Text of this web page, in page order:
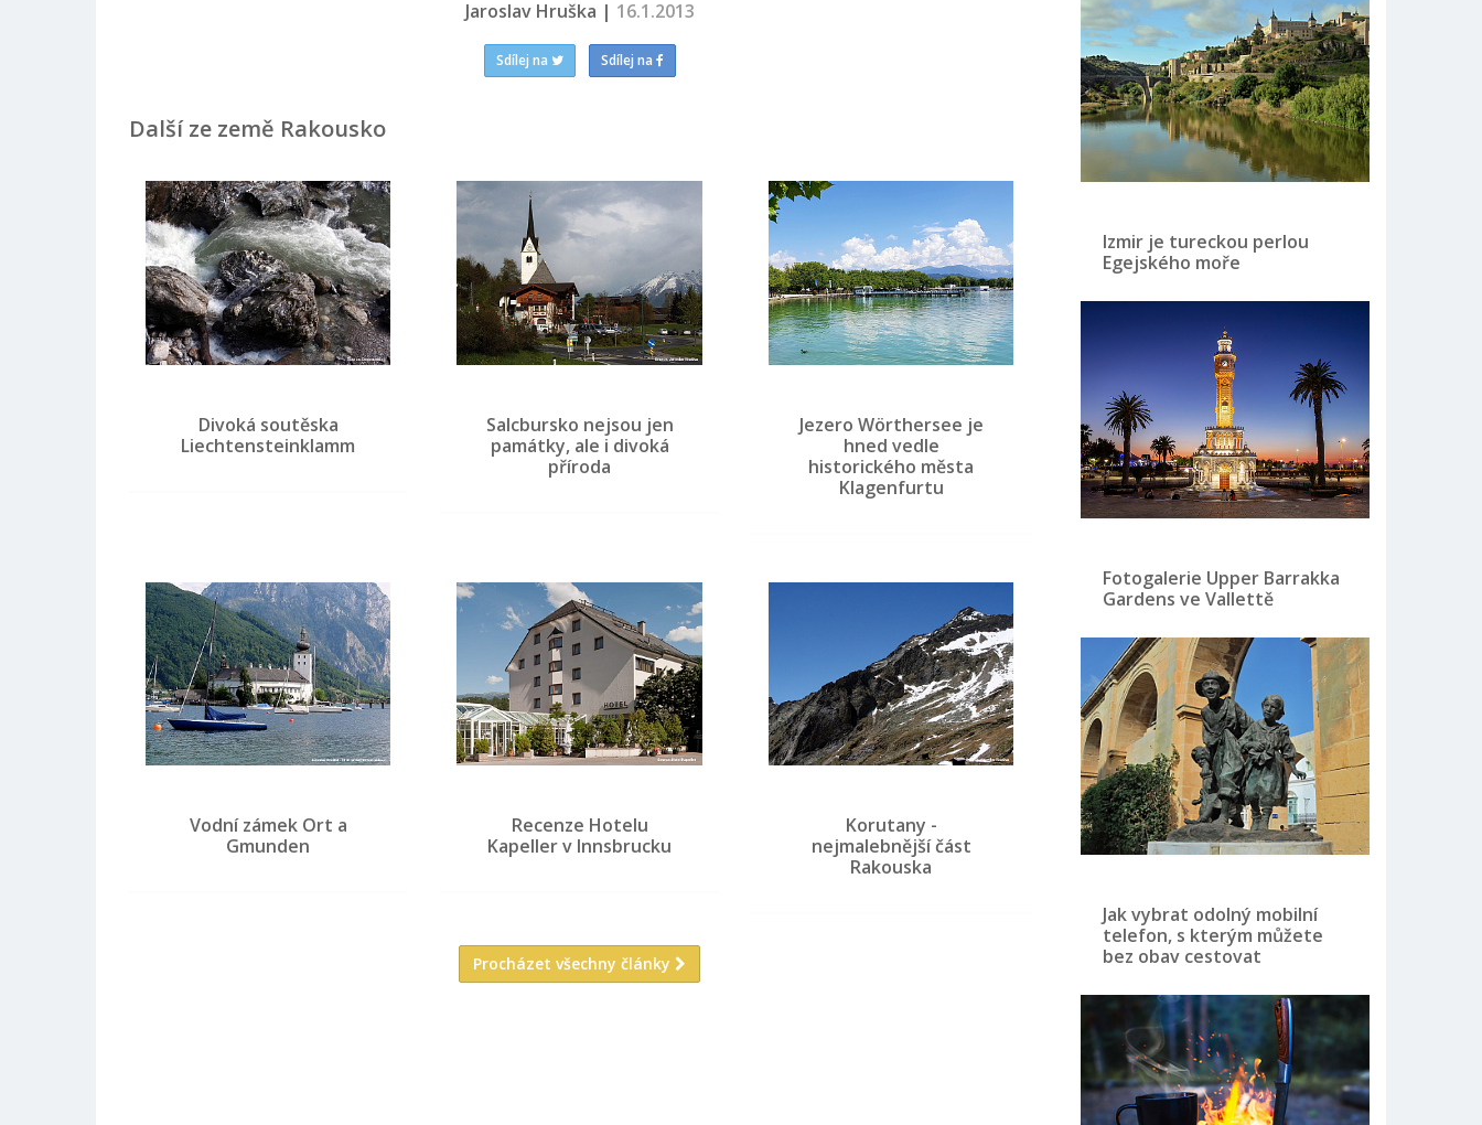
Jaroslav Hruška | 16.1.2013
Sdílej na Sdílej na
Další ze země Rakousko
Divoká soutěska
Liechtensteinklamm
Salcbursko nejsou jen
památky, ale i divoká
příroda
Jezero Wörthersee je
hned vedle
historického města
Klagenfurtu
Vodní zámek Ort a
Gmunden
Recenze Hotelu
Kapeller v Innsbrucku
Korutany -
nejmalebnější část
Rakouska
Procházet všechny články
Izmir je tureckou perlou
Egejského moře
Fotogalerie Upper Barrakka
Gardens ve Vallettě
Jak vybrat odolný mobilní
telefon, s kterým můžete
bez obav cestovat